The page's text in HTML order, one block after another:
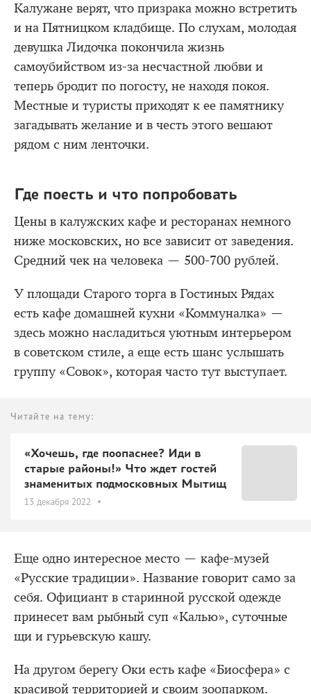
Калужане верят, что призрака можно встретить
и на Пятницком кладбище. По слухам, молодая
девушка Лидочка покончила жизнь
самоубийством из-за несчастной любви и
теперь бродит по погосту, не находя покоя.
Местные и туристы приходят к ее памятнику
загадывать желание и в честь этого вешают
рядом с ним ленточки.
Где поесть и что попробовать
Цены в калужских кафе и ресторанах немного
ниже московских, но все зависит от заведения.
Средний чек на человека — 500-700 рублей.
У площади Старого торга в Гостиных Рядах
есть кафе домашней кухни «Коммуналка» —
здесь можно насладиться уютным интерьером
в советском стиле, а еще есть шанс услышать
группу «Совок», которая часто тут выступает.
Читайте на тему:
«Хочешь, где поопаснее? Иди в
старые районы!» Что ждет гостей
знаменитых подмосковных Мытищ
13 декабря 2022
Еще одно интересное место — кафе-музей
«Русские традиции». Название говорит само за
себя. Официант в старинной русской одежде
принесет вам рыбный суп «Калью», суточные
щи и гурьевскую кашу.
На другом берегу Оки есть кафе «Биосфера» с
красивой территорией и своим зоопарком.